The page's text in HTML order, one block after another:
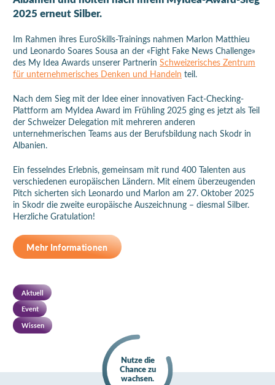
2025 erneut Silber.
Im Rahmen ihres EuroSkills-Trainings nahmen Marlon Matthieu
und Leonardo Soares Sousa an der «Fight Fake News Challenge»
des My Idea Awards unserer Partnerin Schweizerisches Zentrum
für unternehmerisches Denken und Handeln teil.
Nach dem Sieg mit der Idee einer innovativen Fact-Checking-
Plattform am MyIdea Award im Frühling 2025 ging es jetzt als Teil
der Schweizer Delegation mit mehreren anderen
unternehmerischen Teams aus der Berufsbildung nach Skodr in
Albanien.
Ein fesselndes Erlebnis, gemeinsam mit rund 400 Talenten aus
verschiedenen europäischen Ländern. Mit einem überzeugenden
Pitch sicherten sich Leonardo und Marlon am 27. Oktober 2025
in Skodr die zweite europäische Auszeichnung – diesmal Silber.
Herzliche Gratulation!
Mehr Informationen
Aktuell
Event
Wissen
Nutze die
Chance zu
wachsen.